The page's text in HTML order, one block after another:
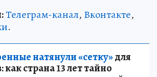
Телеграм-канал, Вконтакте,
.
натянули «сетку»для
страна 13 лет тайно